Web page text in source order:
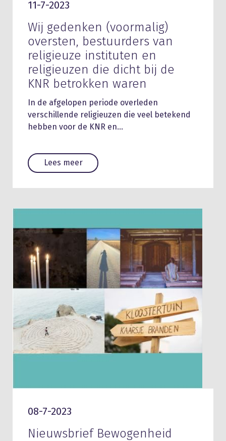
11-7-2023
Wij gedenken (voormalig)
oversten, bestuurders van
religieuze instituten en
religieuzen die dicht bij de
KNR betrokken waren
In de afgelopen periode overleden
verschillende religieuzen die veel betekend
hebben voor de KNR en…
Lees meer
08-7-2023
Nieuwsbrief Bewogenheid